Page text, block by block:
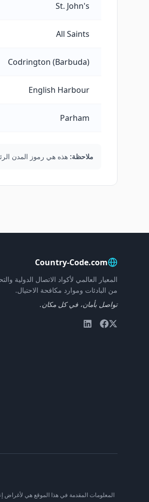
St. John's
All Saints
Codrington (Barbuda)
English Harbour
Parham
ملاحظة: هذه هي رموز المدن
Country-Code.com
المعيار العالمي لأكواد الاتصال الدولية
من البادئات وموارد مكافحة الاحتيال.
تواصل بأمان، في كل مكان.
المعلومات المقدمة في هذا الموقع هي لأغراض